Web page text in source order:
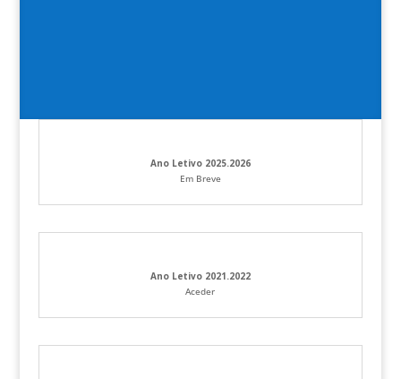
Ano Letivo 2025.2026
Em Breve
Ano Letivo 2021.2022
Aceder